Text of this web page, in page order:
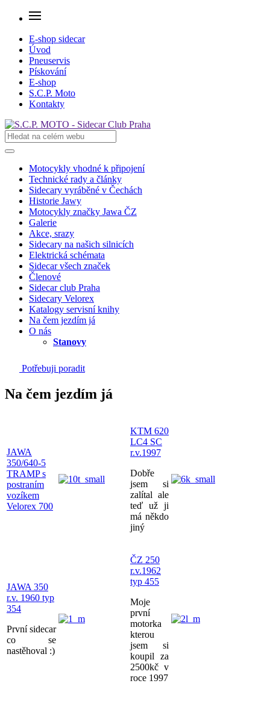
E-shop sidecar
Úvod
Pneuservis
Pískování
E-shop
S.C.P. Moto
Kontakty
Motocykly vhodné k připojení
Technické rady a články
Sidecary vyráběné v Čechách
Historie Jawy
Motocykly značky Jawa ČZ
Galerie
Akce, srazy
Sidecary na našich silnicích
Elektrická schémata
Sidecar všech značek
Členové
Sidecar club Praha
Sidecary Velorex
Katalogy servisní knihy
Na čem jezdím já
O nás
Stanovy
Potřebuji poradit
Na čem jezdím já
JAWA
350/640-5
TRAMP s
postraním
vozíkem
Velorex 700
KTM 620
LC4 SC
r.v.1997
Dobře
jsem si
zalítal ale
teď už ji
má někdo
jiný
JAWA 350
r.v. 1960 typ
354
První sidecar
co se
nastěhoval :)
ČZ 250
r.v.1962
typ 455
Moje
první
motorka
kterou
jsem si
koupil za
2500kč v
roce 1997